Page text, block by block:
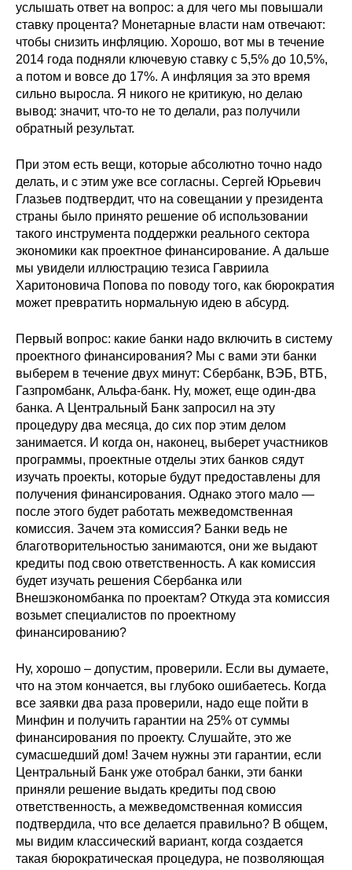
услышать ответ на вопрос: а для чего мы повышали
ставку процента? Монетарные власти нам отвечают:
чтобы снизить инфляцию. Хорошо, вот мы в течение
2014 года подняли ключевую ставку с 5,5% до 10,5%,
а потом и вовсе до 17%. А инфляция за это время
сильно выросла. Я никого не критикую, но делаю
вывод: значит, что-то не то делали, раз получили
обратный результат.
При этом есть вещи, которые абсолютно точно надо
делать, и с этим уже все согласны. Сергей Юрьевич
Глазьев подтвердит, что на совещании у президента
страны было принято решение об использовании
такого инструмента поддержки реального сектора
экономики как проектное финансирование. А дальше
мы увидели иллюстрацию тезиса Гавриила
Харитоновича Попова по поводу того, как бюрократия
может превратить нормальную идею в абсурд.
Первый вопрос: какие банки надо включить в систему
проектного финансирования? Мы с вами эти банки
выберем в течение двух минут: Сбербанк, ВЭБ, ВТБ,
Газпромбанк, Альфа-банк. Ну, может, еще один-два
банка. А Центральный Банк запросил на эту
процедуру два месяца, до сих пор этим делом
занимается. И когда он, наконец, выберет участников
программы, проектные отделы этих банков сядут
изучать проекты, которые будут предоставлены для
получения финансирования. Однако этого мало —
после этого будет работать межведомственная
комиссия. Зачем эта комиссия? Банки ведь не
благотворительностью занимаются, они же выдают
кредиты под свою ответственность. А как комиссия
будет изучать решения Сбербанка или
Внешэкономбанка по проектам? Откуда эта комиссия
возьмет специалистов по проектному
финансированию?
Ну, хорошо – допустим, проверили. Если вы думаете,
что на этом кончается, вы глубоко ошибаетесь. Когда
все заявки два раза проверили, надо еще пойти в
Минфин и получить гарантии на 25% от суммы
финансирования по проекту. Слушайте, это же
сумасшедший дом! Зачем нужны эти гарантии, если
Центральный Банк уже отобрал банки, эти банки
приняли решение выдать кредиты под свою
ответственность, а межведомственная комиссия
подтвердила, что все делается правильно? В общем,
мы видим классический вариант, когда создается
такая бюрократическая процедура, не позволяющая